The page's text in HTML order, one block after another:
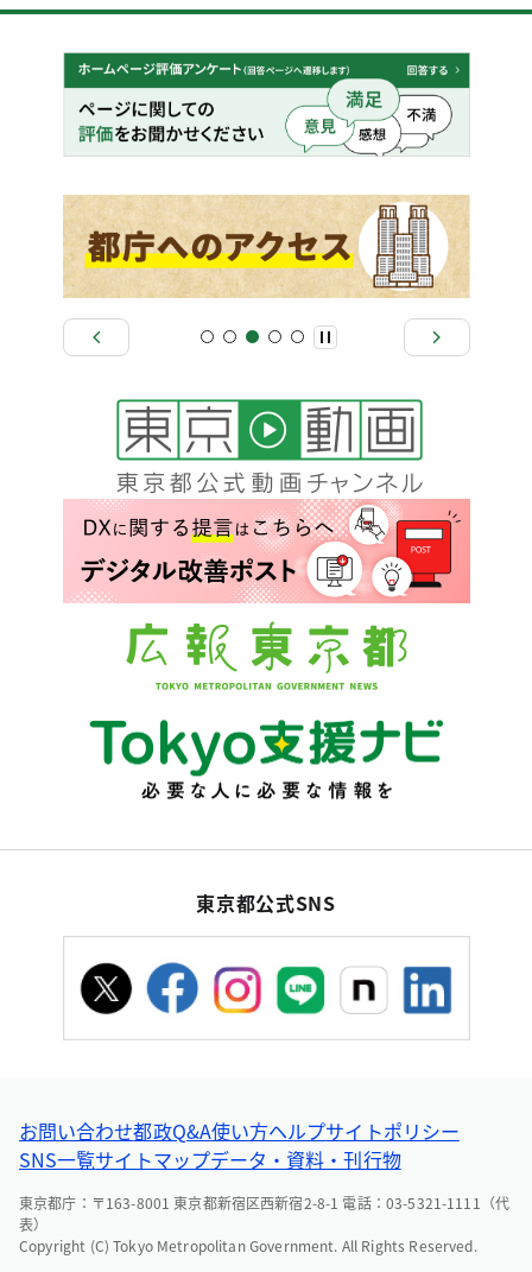
東京都公式SNS
お問い合わせ都政Q&A使い方ヘルプサイトポリシー
SNS一覧サイトマップデータ・資料・刊行物
東京都庁：〒163-8001 東京都新宿区西新宿2-8-1 電話：03-5321-1111（代
表）
Copyright (C) Tokyo Metropolitan Government. All Rights Reserved.